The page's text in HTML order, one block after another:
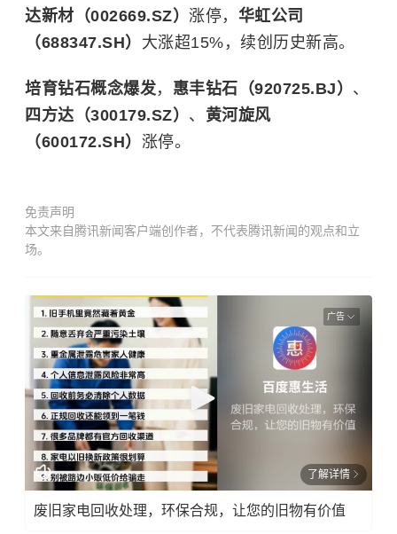
达新材（002669.SZ） 涨停， 华虹公司
（688347.SH） 大涨超15%，续创历史新高。
培育钻石概念爆发， 惠丰钻石（920725.BJ） 、
四方达（300179.SZ） 、 黄河旋风
（600172.SH） 涨停。
免责声明
本文来自腾讯新闻客户端创作者，不代表腾讯新闻的观点和立
场。
广告
了解详情
废旧家电回收处理，环保合规，让您的旧物有价值